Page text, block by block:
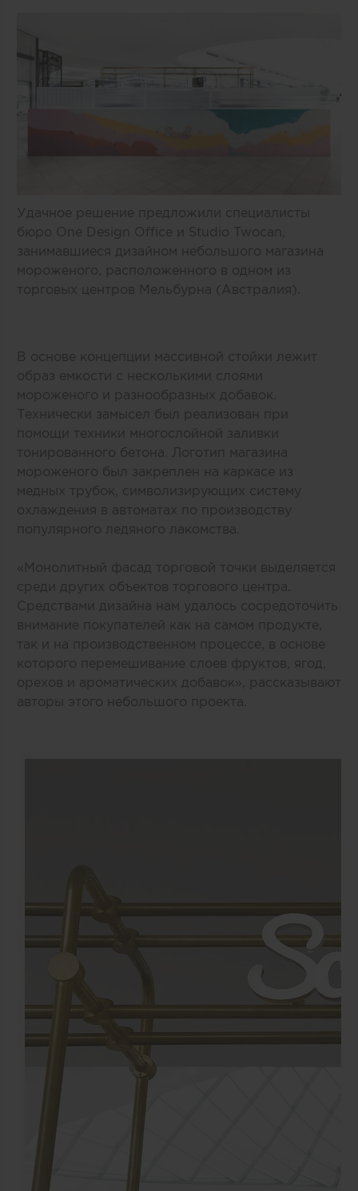
Удачное решение предложили специалисты
бюро One Design Office и Studio Twocan,
занимавшиеся дизайном небольшого магазина
мороженого, расположенного в одном из
торговых центров Мельбурна (Австралия).
В основе концепции массивной стойки лежит
образ емкости с несколькими слоями
мороженого и разнообразных добавок.
Технически замысел был реализован при
помощи техники многослойной заливки
тонированного бетона. Логотип магазина
мороженого был закреплен на каркасе из
медных трубок, символизирующих систему
охлаждения в автоматах по производству
популярного ледяного лакомства.
«Монолитный фасад торговой точки выделяется
среди других объектов торгового центра.
Средствами дизайна нам удалось сосредоточить
внимание покупателей как на самом продукте,
так и на производственном процессе, в основе
которого перемешивание слоев фруктов, ягод,
орехов и ароматических добавок», рассказывают
авторы этого небольшого проекта.